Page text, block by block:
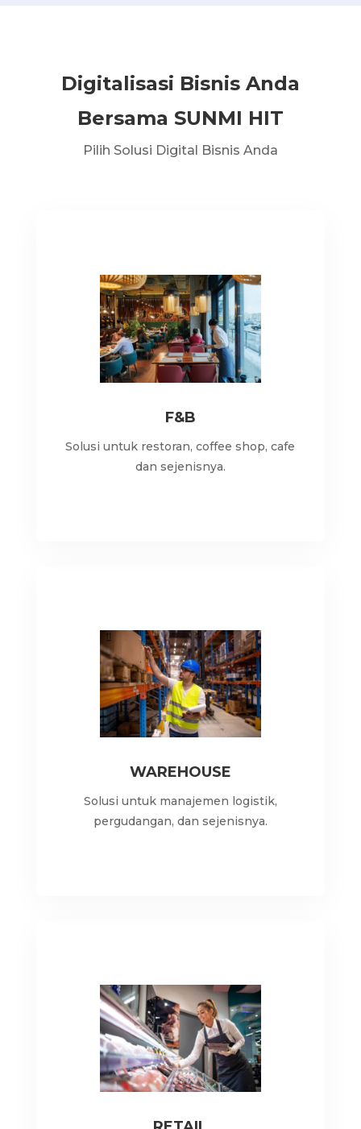
Digitalisasi Bisnis Anda
Bersama SUNMI HIT
Pilih Solusi Digital Bisnis Anda
F&B
Solusi untuk restoran, coffee shop, cafe
dan sejenisnya.
WAREHOUSE
Solusi untuk manajemen logistik,
pergudangan, dan sejenisnya.